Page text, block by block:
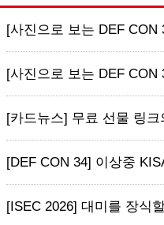
[사진으로 보는 DEF CON
[사진으로 보는 DEF
[카드뉴스] 무료 선물 링
[DEF CON 34] 이상중
[ISEC 2026] 대미를 장식